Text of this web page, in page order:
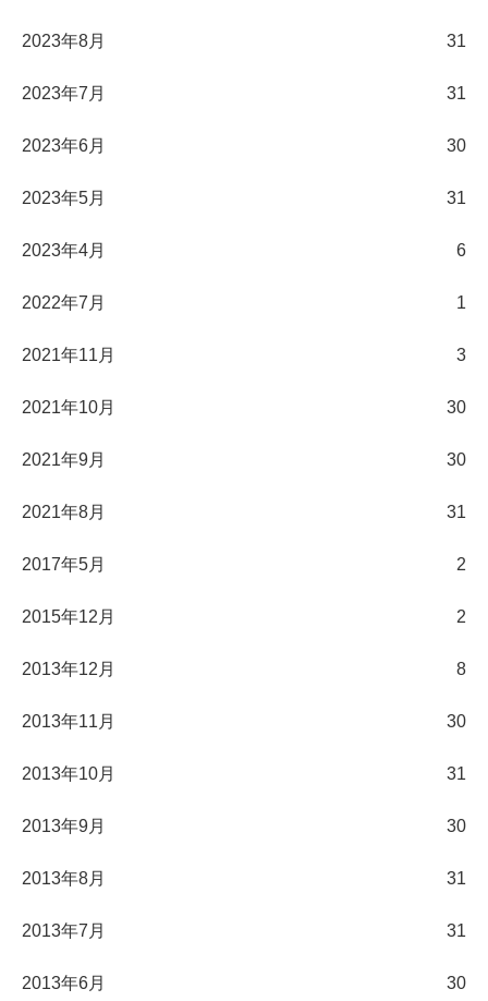
2023年8月 31
2023年7月 31
2023年6月 30
2023年5月 31
2023年4月 6
2022年7月 1
2021年11月 3
2021年10月 30
2021年9月 30
2021年8月 31
2017年5月 2
2015年12月 2
2013年12月 8
2013年11月 30
2013年10月 31
2013年9月 30
2013年8月 31
2013年7月 31
2013年6月 30